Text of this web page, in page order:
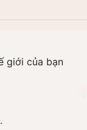
giới của bạn
.